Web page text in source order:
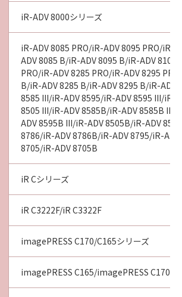
iR-ADV 8000シリーズ
iR-ADV 8085 PRO/iR-ADV 8095 PRO/iR-
ADV 8085 B/iR-ADV 8095 B/iR-ADV 8105
PRO/iR-ADV 8285 PRO/iR-ADV 8295
B/iR-ADV 8285 B/iR-ADV 8295 B/iR-ADV
8585 III/iR-ADV 8595/iR-ADV 8595 III/iR-
8505 III/iR-ADV 8585B/iR-ADV 8585B III/
ADV 8595B III/iR-ADV 8505B/iR-ADV
8786/iR-ADV 8786B/iR-ADV 8795/iR-
8705/iR-ADV 8705B
iR Cシリーズ
iR C3222F/iR C3322F
imagePRESS C170/C165シリーズ
imagePRESS C165/imagePRESS C170